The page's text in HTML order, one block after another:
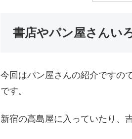
書店やパン屋さんい
今回はパン屋さんの紹介ですの
です。
新宿の高島屋に入っていたり、